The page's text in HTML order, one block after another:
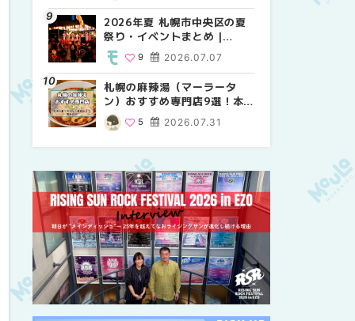
2026年夏 札幌市中央区の夏
祭り・イベントまとめ |
MouLa HOKKAIDO
2026.07.07
9
札幌の麻辣湯（マーラータ
ン）おすすめ専門店9選！本
場の量り売りから最新店まで
徹底比較 | MouLa
2026.07.31
5
2026年夏 札幌市中央区の夏
祭り・イベントまとめ |
9
2026年夏 恵庭市・千歳市の
夏祭り・イベントまとめ |
9
【新千歳空港】新カードラウ
ンジが開業。「SUPER
ラウンジアネックス）」をご
紹介！！ | MouLa
HOKKAIDO
18
2026年夏 札幌市南区の夏祭
り・イベントまとめ |
8